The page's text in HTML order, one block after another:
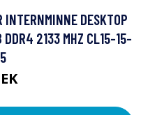
DESKTOP
DDR4 2133 MHZ CL15-15-